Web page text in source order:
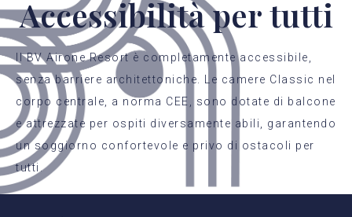
Accessibilità per tutti
Il BV Airone Resort è completamente accessibile,
senza barriere architettoniche. Le camere Classic nel
corpo centrale, a norma CEE, sono dotate di balcone
e attrezzate per ospiti diversamente abili, garantendo
un soggiorno confortevole e privo di ostacoli per
tutti.